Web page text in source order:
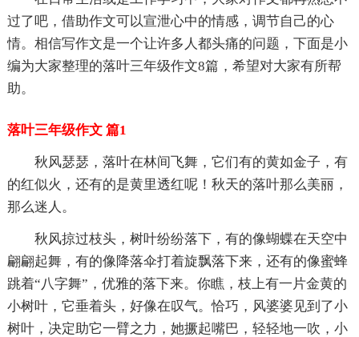
过了吧，借助作文可以宣泄心中的情感，调节自己的心
情。相信写作文是一个让许多人都头痛的问题，下面是小
编为大家整理的落叶三年级作文8篇，希望对大家有所帮
助。
落叶三年级作文 篇1
秋风瑟瑟，落叶在林间飞舞，它们有的黄如金子，有
的红似火，还有的是黄里透红呢！秋天的落叶那么美丽，
那么迷人。
秋风掠过枝头，树叶纷纷落下，有的像蝴蝶在天空中
翩翩起舞，有的像降落伞打着旋飘落下来，还有的像蜜蜂
跳着“八字舞”，优雅的落下来。你瞧，枝上有一片金黄的
小树叶，它垂着头，好像在叹气。恰巧，风婆婆见到了小
树叶，决定助它一臂之力，她撅起嘴巴，轻轻地一吹，小